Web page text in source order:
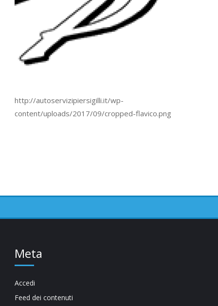
http://autoservizipiersigilli.it/wp-
content/uploads/2017/09/cropped-flavico.png
Meta
Accedi
Feed dei contenuti